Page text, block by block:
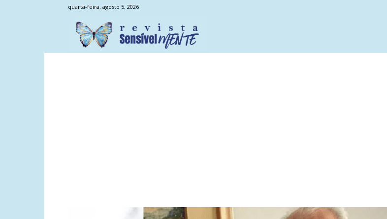
quarta-feira, agosto 5, 2026